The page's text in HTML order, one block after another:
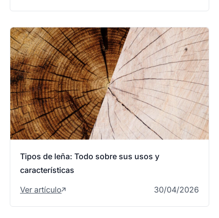
Tipos de leña: Todo sobre sus usos y
características
Ver artículo
30/04/2026